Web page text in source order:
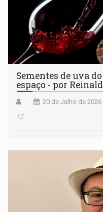
Sementes de uva
espaço - por
20 de Julho de 2026